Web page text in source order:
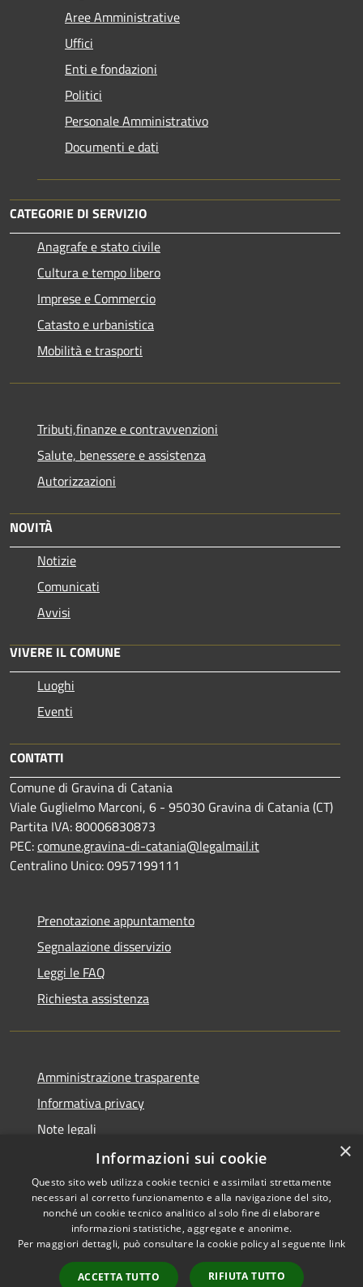
Aree Amministrative
Uffici
Enti e fondazioni
Politici
Personale Amministrativo
Documenti e dati
CATEGORIE DI SERVIZIO
Anagrafe e stato civile
Cultura e tempo libero
Imprese e Commercio
Catasto e urbanistica
Mobilità e trasporti
Tributi,finanze e contravvenzioni
Salute, benessere e assistenza
Autorizzazioni
NOVITÀ
Notizie
Comunicati
Avvisi
VIVERE IL COMUNE
Luoghi
Eventi
CONTATTI
Comune di Gravina di Catania
Viale Guglielmo Marconi, 6 - 95030 Gravina di Catania (CT)
Partita IVA: 80006830873
PEC:comune.gravina-di-catania@legalmail.it
Centralino Unico: 0957199111
Prenotazione appuntamento
Segnalazione disservizio
Leggi le FAQ
Richiesta assistenza
Amministrazione trasparente
Informativa privacy
Note legali
Dichiarazione di accessibilità
RSS
Accessibilità
Copyright © 2026 • Comune di
byMunicipium
Accesso
×
Informazioni sui cookie
Questo sito web utilizza cookie tecnici e assimilati strettamente
necessari al corretto funzionamento e alla navigazione del sito,
nonché un cookie tecnico analitico al solo fine di elaborare
informazioni statistiche, aggregate e anonime.
Per maggiori dettagli, può consultare la cookie policy al seguente link
ACCETTA TUTTO RIFIUTA TUTTO